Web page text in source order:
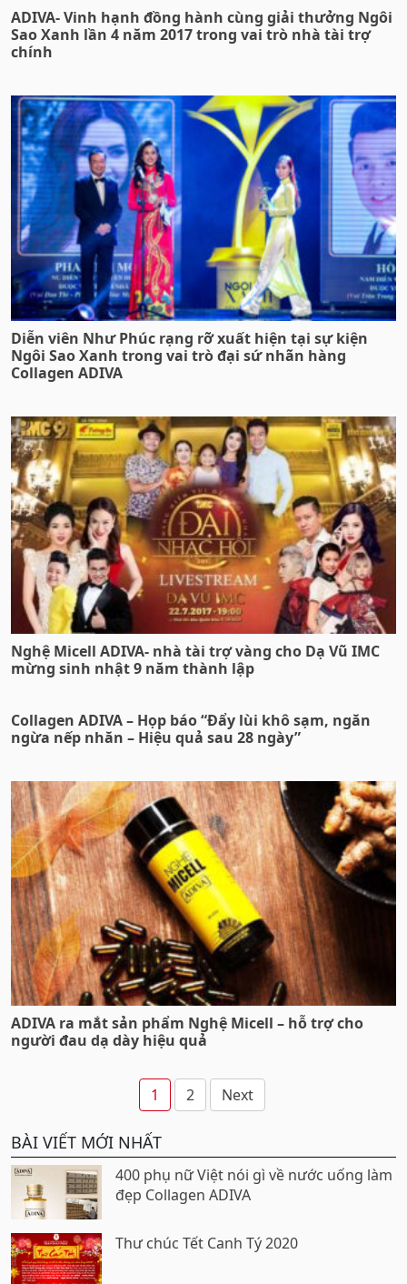
ADIVA- Vinh hạnh đồng hành cùng giải thưởng Ngôi
Sao Xanh lần 4 năm 2017 trong vai trò nhà tài trợ
chính
Diễn viên Như Phúc rạng rỡ xuất hiện tại sự kiện
Ngôi Sao Xanh trong vai trò đại sứ nhãn hàng
Collagen ADIVA
Nghệ Micell ADIVA- nhà tài trợ vàng cho Dạ Vũ IMC
mừng sinh nhật 9 năm thành lập
Collagen ADIVA – Họp báo “Đẩy lùi khô sạm, ngăn
ngừa nếp nhăn – Hiệu quả sau 28 ngày”
ADIVA ra mắt sản phẩm Nghệ Micell – hỗ trợ cho
người đau dạ dày hiệu quả
trang
bài
viết
1 2 Next
BÀI VIẾT MỚI NHẤT
400 phụ nữ Việt nói gì về nước uống làm
đẹp Collagen ADIVA
Thư chúc Tết Canh Tý 2020